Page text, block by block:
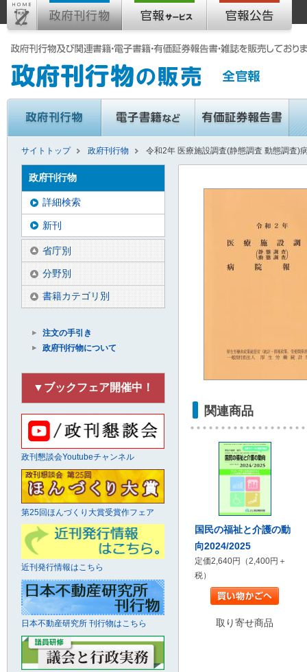
サイトトップ 政府刊行物 令和2年 医療施設調査(静態調査 動態調査)
関連商品
国民の福祉と介護の動
向2024/2025
定価2,640円（2,400円＋
税）
取り寄せ商品
政府刊行物
詳細検索
新刊
省庁別
分野別
書籍カテゴリ別
注文の手引き
政府刊行物について
▼ブックフェア開催中！
政刊懇談会Youtubeチャンネル
第25回ほんづくり大賞受賞作フェア
近刊発行情報はこちら
日本不動産研究所 刊行物はこちら